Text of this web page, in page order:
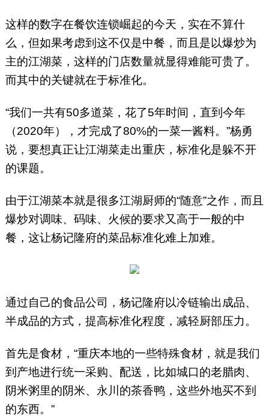
这样的数字在餐饮连锁崛起的今天，实在不算什
么，但如果考虑到这不仅是中餐，而且是以爆炒为
主的江湖菜，这样的门店数量就显得难能可贵了。
而其中的关键就在于标准化。
“我们一共有50多道菜，花了5年时间，直到今年
（2020年），才完成了80%的一菜一酱料。”杨勇
说，要想真正让江湖菜走出重庆，标准化是躲不开
的课题。
由于江湖菜本就是很多江湖厨师的“随意”之作，而且
爆炒对调味、码味、火候的要求又高于一般的中
餐，这让杨记隆府的菜品标准化难上加难。
通过自己的食品公司，杨记隆府以冷链输出成品、
半成品的方式，提高标准化程度，减轻厨部压力。
首先是食材，“重庆本地的一些特殊食材，就是我们
到产地进行统一采购、配送，比如城口的老腊肉、
阴米粥里的阴米、永川的茶香鸭，这些外地买不到
的东西。”